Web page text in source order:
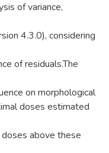
of variance,
4.3.0), considering
of residuals.The
on morphological
doses estimated
above these